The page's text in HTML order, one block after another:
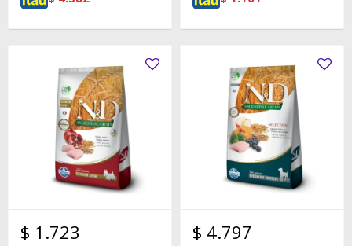
$ 1.723 $ 4.797